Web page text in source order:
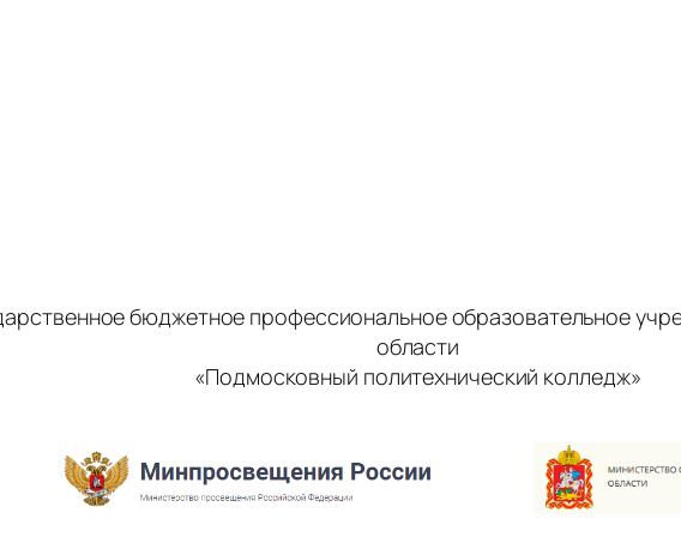
бюджетное профессиональное образовательное
области
«Подмосковный политехнический колледж»